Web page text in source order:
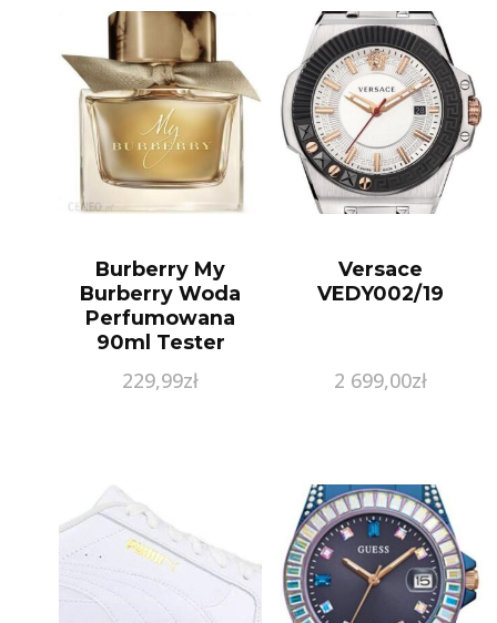
Burberry My
Burberry Woda
Perfumowana
90ml Tester
229,99zł
Versace
VEDY002/19
2 699,00zł